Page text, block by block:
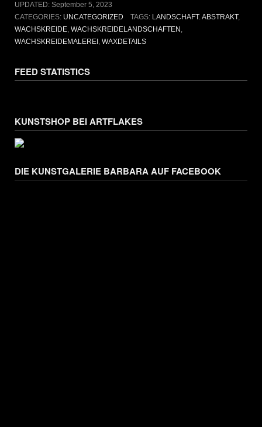
UPDATED: September 5, 2023
CATEGORIES: UNCATEGORIZED TAGS: LANDSCHAFT. ABSTRAKT,
WACHSKREIDE, WACHSKREIDELANDSCHAFTEN ,
WACHSKREIDEMALEREI , WAXDETAILS
FEED STATISTICS
KUNSTSHOP BEI ARTFLAKES
DIE KUNSTGALERIE BARBARA AUF FACEBOOK